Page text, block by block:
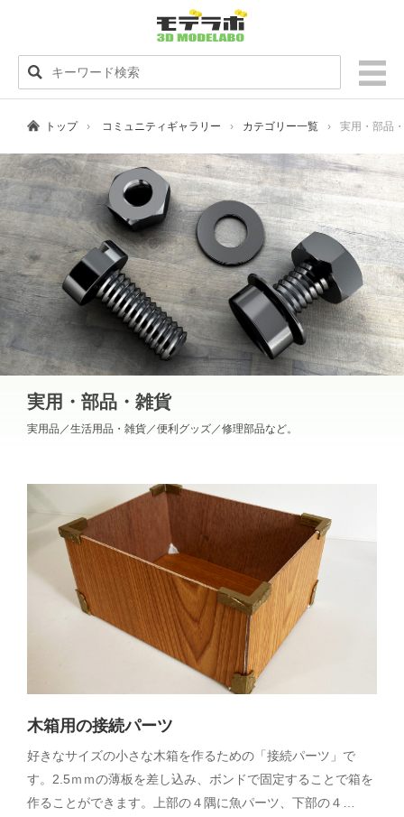
トップ コミュニティギャラリー カテゴリー一覧 実用・部品
実用・部品・雑貨
実用品／生活用品・雑貨／便利グッズ／修理部品など。
木箱用の接続パーツ
好きなサイズの小さな木箱を作るための「接続パーツ」で
す。2.5ｍｍの薄板を差し込み、ボンドで固定することで箱を
作ることができます。上部の４隅に魚パーツ、下部の４…